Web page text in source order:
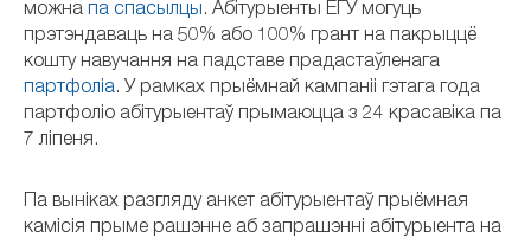
можна па спасылцы. Абітурыенты ЕГУ могуць
прэтэндаваць на 50% або 100% грант на пакрыццё
кошту навучання на падставе прадастаўленага
партфоліа. У рамках прыёмнай кампаніі гэтага года
партфоліо абітурыентаў прымаюцца з 24 красавіка па
7 ліпеня.
Па выніках разгляду анкет абітурыентаў прыёмная
камісія прыме рашэнне аб запрашэнні абітурыента на